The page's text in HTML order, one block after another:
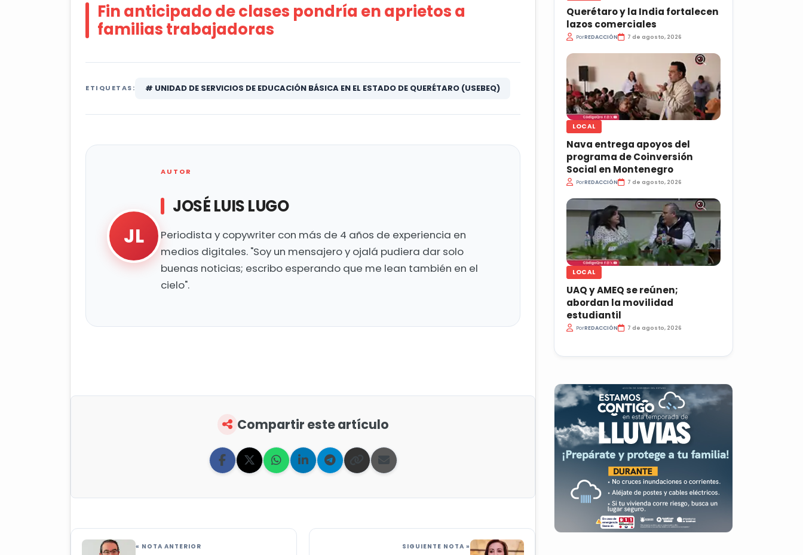
Fin anticipado de clases pondría en aprietos a
familias trabajadoras
ETIQUETAS: # UNIDAD DE SERVICIOS DE EDUCACIÓN BÁSICA EN EL ESTADO DE QUERÉTARO (USEBEQ)
JL
AUTOR
JOSÉ LUIS LUGO
Periodista y copywriter con más de 4 años de experiencia en
medios digitales. "Soy un mensajero y ojalá pudiera dar solo
buenas noticias; escribo esperando que me lean también en el
cielo".
Compartir este artículo
« NOTA ANTERIOR SIGUIENTE NOTA »
Querétaro y la India fortalecen
lazos comerciales
PorREDACCIÓN 7 de agosto, 2026
LOCAL
Nava entrega apoyos del
programa de Coinversión
Social en Montenegro
PorREDACCIÓN 7 de agosto, 2026
LOCAL
UAQ y AMEQ se reúnen;
abordan la movilidad
estudiantil
PorREDACCIÓN 7 de agosto, 2026